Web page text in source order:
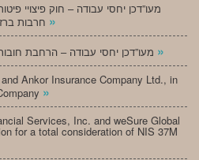
»
»
Ankor Insurance Company Ltd., in
»
Services, Inc. and weSure Global
for a total consideration of NIS 37M